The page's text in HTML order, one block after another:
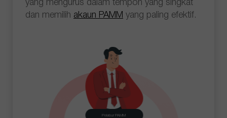
yang mengurus dalam tempoh yang singkat
dan memilih akaun PAMM yang paling efektif.
Pelabur PAMM